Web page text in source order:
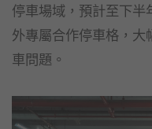
停車場域，預計至下
外專屬合作停車格，
車問題。